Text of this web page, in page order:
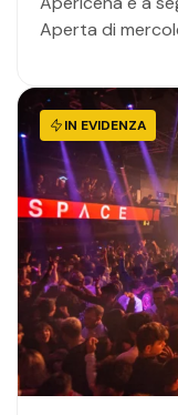
Aperta di
IN EVIDENZA